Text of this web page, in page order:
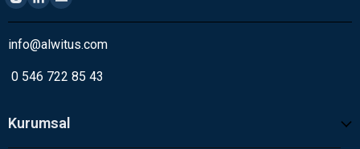
info@alwitus.com
0 546 722 85 43
Kurumsal